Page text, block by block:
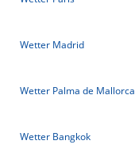
Wetter Madrid
Wetter Palma de Mallorca
Wetter Bangkok